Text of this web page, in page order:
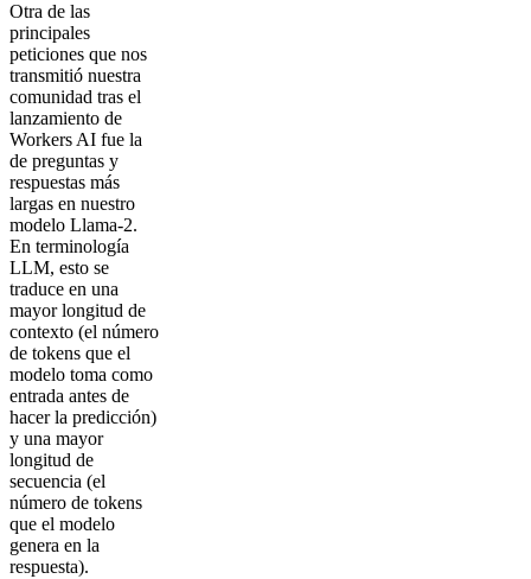
Otra de las
principales
peticiones que nos
transmitió nuestra
comunidad tras el
lanzamiento de
Workers AI fue la
de preguntas y
respuestas más
largas en nuestro
modelo Llama-2.
En terminología
LLM, esto se
traduce en una
mayor longitud de
contexto (el número
de tokens que el
modelo toma como
entrada antes de
hacer la predicción)
y una mayor
longitud de
secuencia (el
número de tokens
que el modelo
genera en la
respuesta).